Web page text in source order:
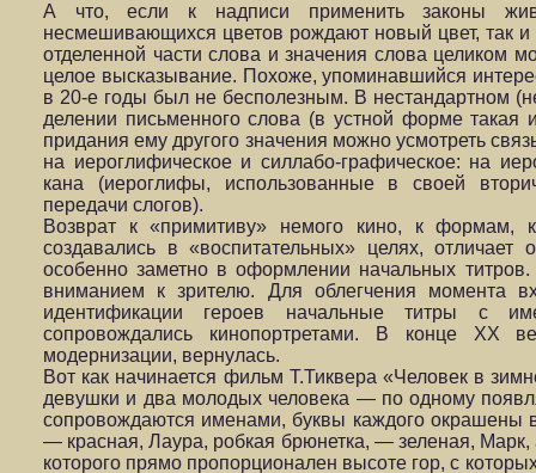
А что, если к надписи применить законы
несмешивающихся цветов рождают новый цвет, так и
отделенной части слова и значения слова целиком
целое высказывание. Похоже, упоминавшийся
в 20-е годы был не бесполезным. В нестандартном
делении письменного слова (в устной форме такая
придания ему другого значения можно усмотреть
на иероглифическое и силлабо-графическое: на
кана (иероглифы, использованные в своей
передачи слогов).
Возврат к «примитиву» немого кино, к формам,
создавались в «воспитательных» целях, отличает
особенно заметно в оформлении начальных
вниманием к зрителю. Для облегчения момента
идентификации героев начальные титры с
сопровождались кинопортретами. В конце ХХ
модернизации, вернулась.
Вот как начинается фильм Т.Тиквера «Человек в
девушки и два молодых человека — по одному
сопровождаются именами, буквы каждого окрашены
— красная, Лаура, робкая брюнетка, — зеленая, Марк,
которого прямо пропорционален высоте гор, с